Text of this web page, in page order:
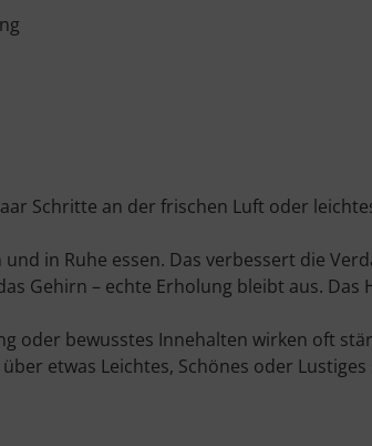
Schritte an der frischen Luft oder
in Ruhe essen. Das verbessert die
Gehirn – echte Erholung bleibt aus. Das
oder bewusstes Innehalten wirken oft
etwas Leichtes, Schönes oder